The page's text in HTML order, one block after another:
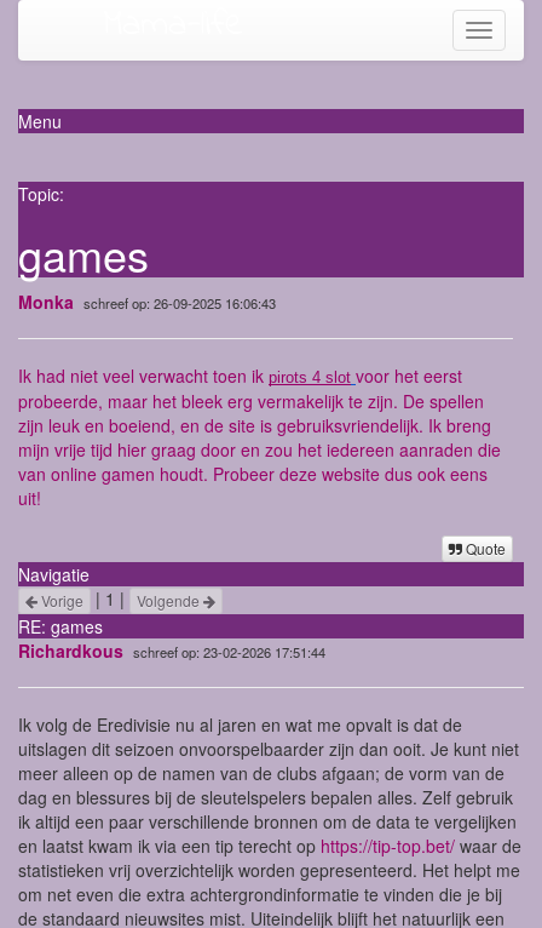
Toggle
Menu
Topic:
games
Monka schreef op: 26-09-2025 16:06:43
Ik had niet veel verwacht toen ik pirots 4 slot voor het eerst
probeerde, maar het bleek erg vermakelijk te zijn. De spellen
zijn leuk en boeiend, en de site is gebruiksvriendelijk. Ik breng
mijn vrije tijd hier graag door en zou het iedereen aanraden die
van online gamen houdt. Probeer deze website dus ook eens
uit!
Quote
Navigatie
Vorige | 1 | Volgende
RE: games
Richardkous schreef op: 23-02-2026 17:51:44
Ik volg de Eredivisie nu al jaren en wat me opvalt is dat de
uitslagen dit seizoen onvoorspelbaarder zijn dan ooit. Je kunt niet
meer alleen op de namen van de clubs afgaan; de vorm van de
dag en blessures bij de sleutelspelers bepalen alles. Zelf gebruik
ik altijd een paar verschillende bronnen om de data te vergelijken
en laatst kwam ik via een tip terecht op https://tip-top.bet/ waar de
statistieken vrij overzichtelijk worden gepresenteerd. Het helpt me
om net even die extra achtergrondinformatie te vinden die je bij
de standaard nieuwsites mist. Uiteindelijk blijft het natuurlijk een